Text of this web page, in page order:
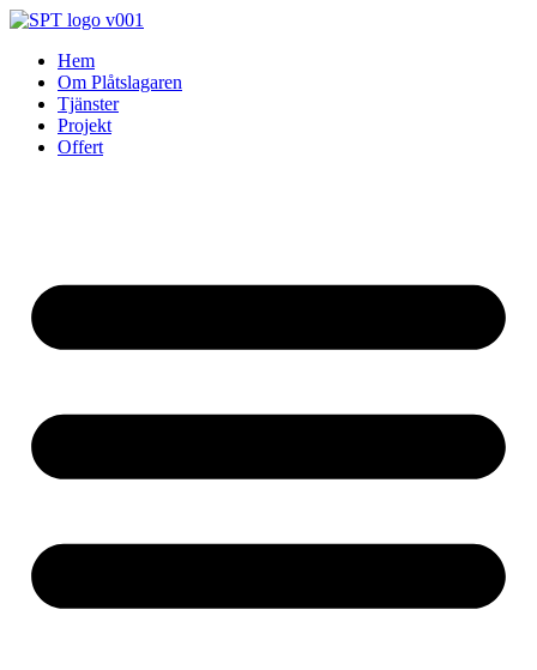
Skip
contentHem
Om Plåtslagaren
Tjänster
Projekt
Offert